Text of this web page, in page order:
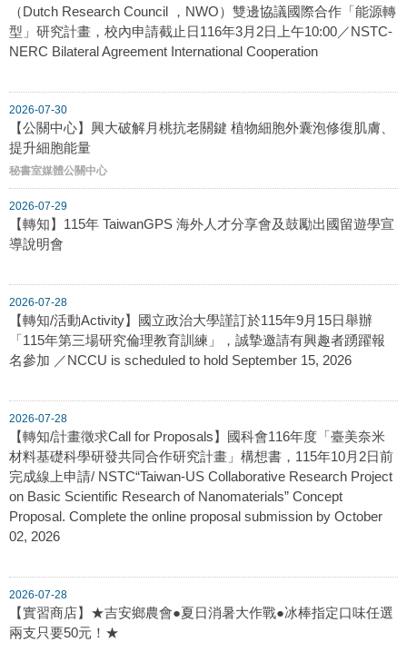
（Dutch Research Council ，NWO）雙邊協議國際合作「能源轉
型」研究計畫，校內申請截止日116年3月2日上午10:00／NSTC-
NERC Bilateral Agreement International Cooperation
2026-07-30
【公關中心】興大破解月桃抗老關鍵 植物細胞外囊泡修復肌膚、
提升細胞能量
秘書室媒體公關中心
2026-07-29
【轉知】115年 TaiwanGPS 海外人才分享會及鼓勵出國留遊學宣
導說明會
2026-07-28
【轉知/活動Activity】國立政治大學謹訂於115年9月15日舉辦
「115年第三場研究倫理教育訓練」，誠摯邀請有興趣者踴躍報
名參加 ／NCCU is scheduled to hold September 15, 2026
2026-07-28
【轉知/計畫徵求Call for Proposals】國科會116年度「臺美奈米
材料基礎科學研發共同合作研究計畫」構想書，115年10月2日前
完成線上申請/ NSTC“Taiwan-US Collaborative Research Project
on Basic Scientific Research of Nanomaterials” Concept
Proposal. Complete the online proposal submission by October
02, 2026
2026-07-28
【實習商店】★吉安鄉農會●夏日消暑大作戰●冰棒指定口味任選
兩支只要50元！★